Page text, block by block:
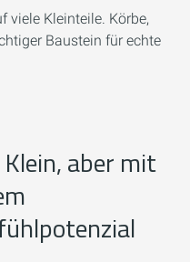
viele Kleinteile. Körbe,
Baustein für echte
aber mit